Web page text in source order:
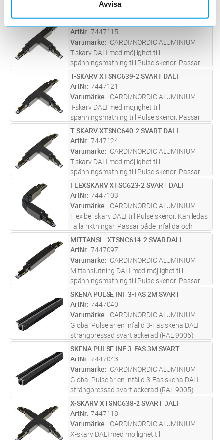
Avvisa
ST Lägg i kundvagn
T-SKARV XTSNC637-2 SVART DALI
ArtNr 7447115
Varumärke
CARDI/NORDIC ALUMINIUM
T-skarv DALI med möjlighet till
spänningsmatning till Pulse skenor. Passar
både infällda och utanpåliggande skenor.
ST Lägg i kundvagn
T-SKARV XTSNC639-2 SVART DALI
ArtNr 7447121
Varumärke
CARDI/NORDIC ALUMINIUM
T-skarv DALI med möjlighet till
spänningsmatning till Pulse skenor. Passar
både infällda och utanpåliggande skenor.
ST Lägg i kundvagn
T-SKARV XTSNC640-2 SVART DALI
ArtNr 7447124
Varumärke
CARDI/NORDIC ALUMINIUM
T-skarv DALI med möjlighet till
spänningsmatning till Pulse skenor. Passar
både infällda och utanpåliggande skenor.
ST Lägg i kundvagn
FLEXSKARV XTSC623-2 SVART DALI
ArtNr 7447103
Varumärke
CARDI/NORDIC ALUMINIUM
Flexibel skarv DALI till Pulse skenor. Kan ledas
i alla riktningar. Passar både infällda och
utanpåliggande skenor.
ST Lägg i kundvagn
MITTANSL. XTSNC614-2 SVAR DALI
ArtNr 7447097
Varumärke
CARDI/NORDIC ALUMINIUM
Mittanslutning DALI med möjlighet till
spänningsmatning till Pulse skenor. Passar
både infällda och utanpåliggande skenor.
ST Lägg i kundvagn
SKENA PULSE INF 3-FAS 2M SVART
ArtNr 7447040
Varumärke
CARDI/NORDIC ALUMINIUM
Global Pulse är en infälld 3-Fas skena DALI i
strängpressad svartlackerad (RAL 9005)
aluminium. Monteras infälld i tak. Monteras
på minst 2,2m över golv. Inom område som är
avskärmat eller avspärrat...läs mer
ST Lägg i kundvagn
SKENA PULSE INF 3-FAS 3M SVART
ArtNr 7447043
Varumärke
CARDI/NORDIC ALUMINIUM
Global Pulse är en infälld 3-Fas skena DALI i
strängpressad svartlackerad (RAL 9005)
aluminium. Monteras infälld i tak. Monteras
på minst 2,2m över golv. Inom område som är
avskärmat eller avspärrat...läs mer
ST Lägg i kundvagn
X-SKARV XTSNC638-2 SVART DALI
ArtNr 7447118
Varumärke
CARDI/NORDIC ALUMINIUM
X-skarv DALI med möjlighet till